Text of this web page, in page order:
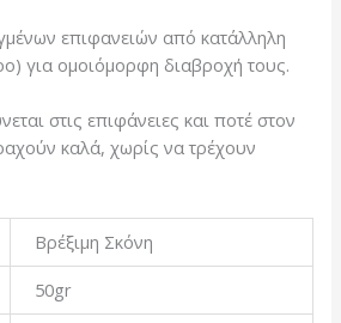
επιφανειών από κατάλληλη
για ομοιόμορφη διαβροχή τους.
στις επιφάνειες και ποτέ στον
καλά, χωρίς να τρέχουν
Βρέξιμη Σκόνη
50gr